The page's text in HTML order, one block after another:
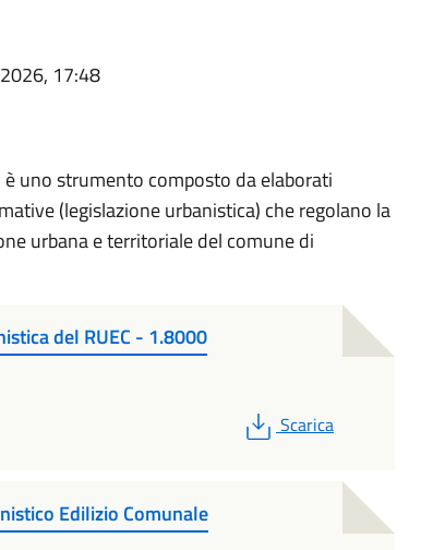
17:48
è uno strumento composto da elaborati
(legislazione urbanistica) che regolano la
urbana e territoriale del comune di
del RUEC - 1.8000
PDF
Scarica
Edilizio Comunale